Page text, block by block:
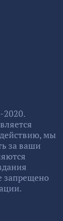
2020.
мы
за ваши
запрещено